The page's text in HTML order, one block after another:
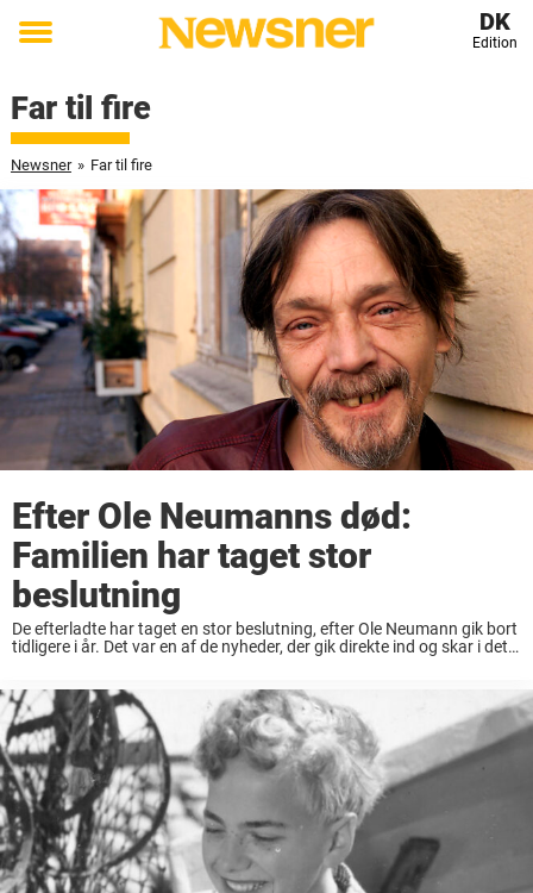
Toggle
DK
Edition
Far til fire
Newsner » Far til fire
Efter Ole Neumanns død:
Familien har taget stor
beslutning
De efterladte har taget en stor beslutning, efter Ole Neumann gik bort
tidligere i år. Det var en af de nyheder, der gik direkte ind og skar i det